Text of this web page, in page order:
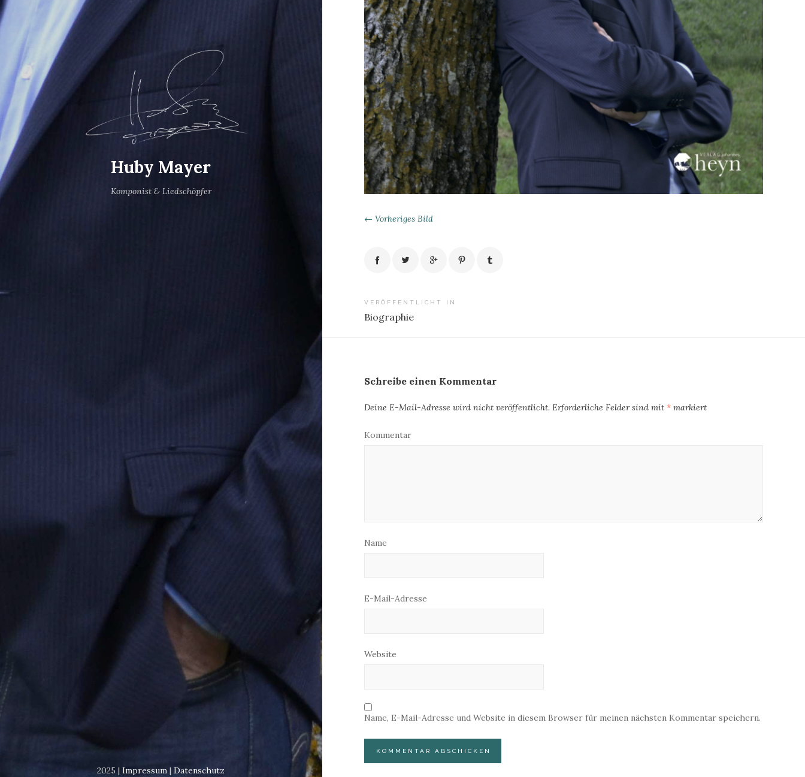
Huby Mayer
Komponist & Liedschöpfer
2025 | Impressum | Datenschutz
← Vorheriges Bild
Beitragsnavigation
VERÖFFENTLICHT IN
Biographie
Schreibe einen Kommentar
Deine E-Mail-Adresse wird nicht veröffentlicht. Erforderliche Felder sind mit *markiert
Kommentar
Name
E-Mail-Adresse
Website
Name, E-Mail-Adresse und Website in diesem Browser für meinen nächsten Kommentar speichern.